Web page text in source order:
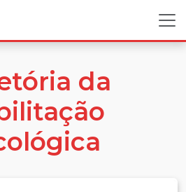
da